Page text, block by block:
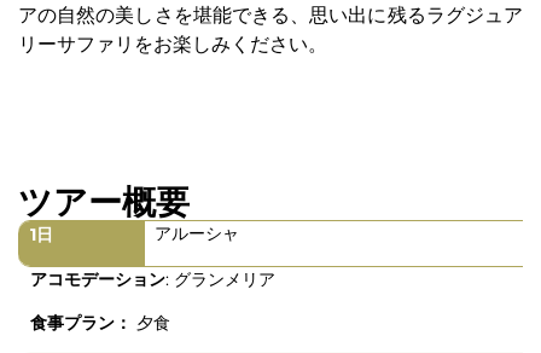
アの自然の美しさを堪能できる、思い出に残るラグジュア
リーサファリをお楽しみください。
ツアー概要
1日 アルーシャ
アコモデーション: グランメリア
食事プラン： 夕食